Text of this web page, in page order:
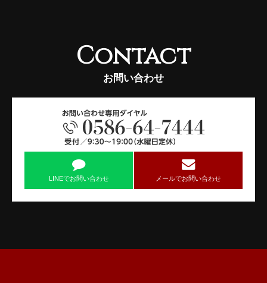
Contact
お問い合わせ
LINEでお問い合わせ メールでお問い合わせ